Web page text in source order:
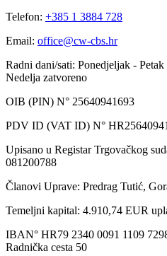
Telefon: +385 1 3884 728
Email: office@cw-cbs.hr
Radni dani/sati: Ponedjeljak -
Nedelja zatvoreno
OIB (PIN) N° 25640941693
PDV ID (VAT ID) N°
Upisano u Registar Trgovačkog
081200788
Članovi Uprave: Predrag Tutić,
Temeljni kapital: 4.910,74 EUR
IBAN° HR79 2340 0091 1109
Radnička cesta 50